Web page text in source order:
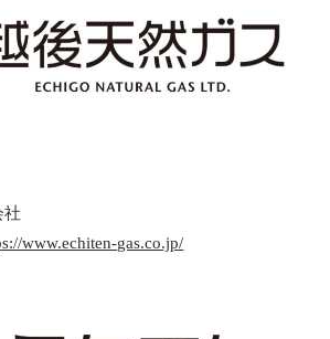
社
www.echiten-gas.co.jp/